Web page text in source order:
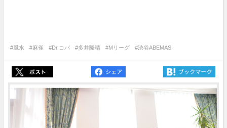
#風水 #麻雀 #Dr.コパ #多井隆晴 #Mリーグ #渋谷ABEMAS